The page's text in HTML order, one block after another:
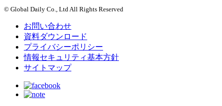
© Global Daily Co., Ltd All Rights Reserved
お問い合わせ
資料ダウンロード
プライバシーポリシー
情報セキュリティ基本方針
サイトマップ